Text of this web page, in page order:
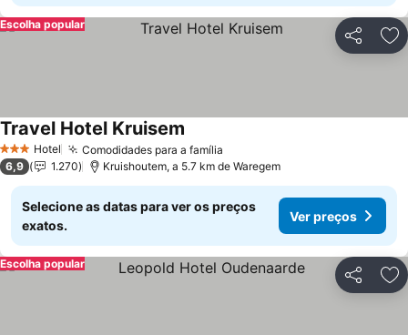
Partilhar
Escolha popular
3 EstrelasHotel Comodidades para a família
Travel Hotel Kruisem
6,9 1.270 Kruishoutem, a 5.7 km de Waregem
Selecione as datas para ver os preços
exatos.
Ver preços
Partilhar
Escolha popular